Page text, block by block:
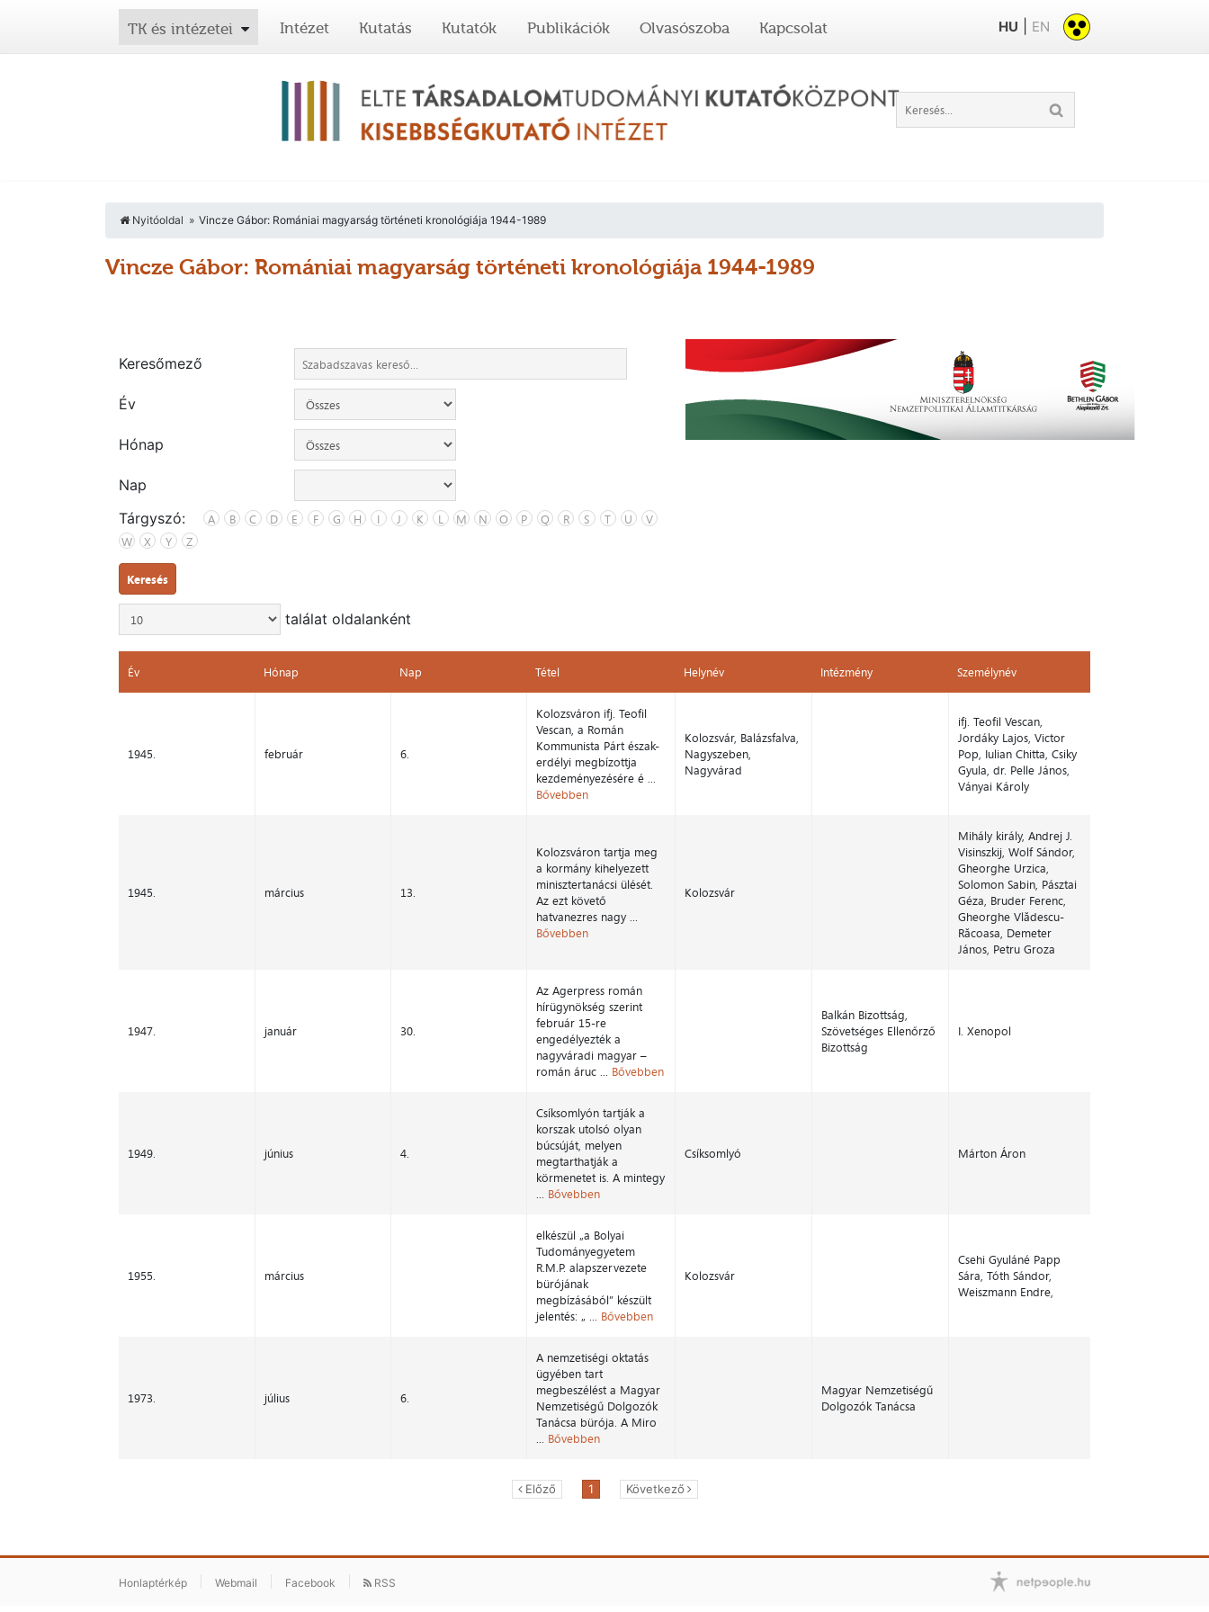
TK és intézetei Intézet Kutatás Kutatók Publikációk Olvasószoba Kapcsolat HU EN
Nyitóoldal Vincze Gábor: Romániai magyarság történeti kronológiája 1944-1989
Vincze Gábor: Romániai magyarság történeti kronológiája 1944-1989
Keresőmező
Év
Hónap
Nap
Tárgyszó:
A B C D E F G H I J K L M N O P Q R S T U
V
W
X Y Z
Keresés
találat oldalanként
Év Hónap Nap Tétel Helynév Intézmény
Személynév
1945. február 6.
Kolozsváron ifj. Teofil
Vescan, a Román
Kommunista Párt észak-
erdélyi megbízottja
kezdeményezésére é ...
Bővebben
Kolozsvár, Balázsfalva,
Nagyszeben,
Nagyvárad
ifj. Teofil Vescan,
Jordáky Lajos, Victor
Pop, Iulian Chitta, Csiky
Gyula, dr. Pelle János,
Ványai Károly
1945. március 13.
Kolozsváron tartja meg
a kormány kihelyezett
minisztertanácsi ülését.
Az ezt követő
hatvanezres nagy ...
Bővebben
Kolozsvár
Mihály király, Andrej J.
Visinszkij, Wolf Sándor,
Gheorghe Urzica,
Solomon Sabin, Pásztai
Géza, Bruder Ferenc,
Gheorghe Vlădescu-
Răcoasa, Demeter
János, Petru Groza
1947. január 30.
Az Agerpress román
hírügynökség szerint
február 15-re
engedélyezték a
nagyváradi magyar –
román áruc ... Bővebben
Balkán Bizottság,
Szövetséges Ellenőrző
Bizottság
I. Xenopol
1949. június 4.
Csíksomlyón tartják a
korszak utolsó olyan
búcsúját, melyen
megtarthatják a
körmenetet is. A mintegy
... Bővebben
Csíksomlyó Márton Áron
1955. március
elkészül „a Bolyai
Tudományegyetem
R.M.P. alapszervezete
bürójának
megbízásából” készült
jelentés: „ ... Bővebben
Kolozsvár
Csehi Gyuláné Papp
Sára, Tóth Sándor,
Weiszmann Endre,
1973. július 6.
A nemzetiségi oktatás
ügyében tart
megbeszélést a Magyar
Nemzetiségű Dolgozók
Tanácsa bürója. A Miro
... Bővebben
Magyar Nemzetiségű
Dolgozók Tanácsa
Előző 1 Következő
Honlaptérkép Webmail Facebook RSS